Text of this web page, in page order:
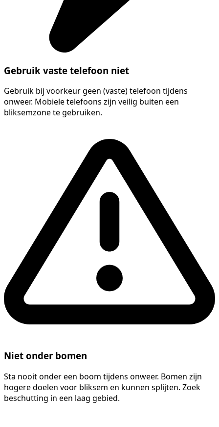
Gebruik vaste telefoon niet
Gebruik bij voorkeur geen (vaste) telefoon tijdens
onweer. Mobiele telefoons zijn veilig buiten een
bliksemzone te gebruiken.
Niet onder bomen
Sta nooit onder een boom tijdens onweer. Bomen zijn
hogere doelen voor bliksem en kunnen splijten. Zoek
beschutting in een laag gebied.